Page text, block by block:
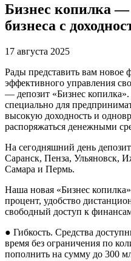
Бизнес копилка —
бизнеса с
17 августа 2025
Рады представить вам новое
эффективного управления
— депозит «Бизнес копилка».
специально для
высокую доходность и
распоряжаться денежными
На сегодняшний день
Саранск, Пенза, Ульяновск,
Самара и Пермь.
Наша новая «Бизнес
процент, удобство
свободный доступ к
● Гибкость. Средства
время без ограничения по
пополнить на сумму до 300